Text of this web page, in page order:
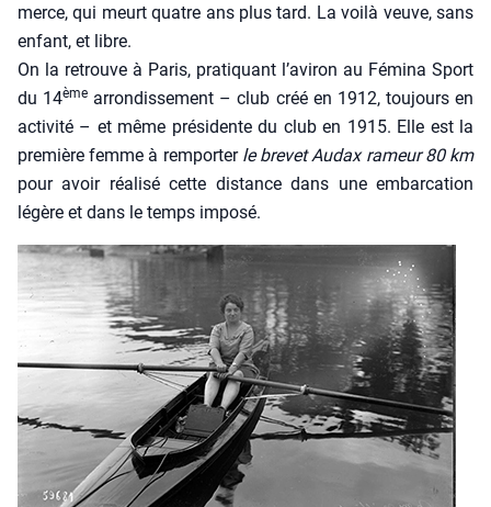
merce, qui meurt quatre ans plus tard. La voi­là veuve, sans
enfant, et libre.
On la retrouve à Paris, pra­ti­quant l’aviron au Fémi­na Sport
du 14ème arron­dis­se­ment – club créé en 1912, tou­jours en
acti­vi­té – et même pré­si­dente du club en 1915. Elle est la
pre­mière femme à rem­por­ter le bre­vet Audax rameur 80 km
pour avoir réa­li­sé cette dis­tance dans une embar­ca­tion
légère et dans le temps impo­sé.